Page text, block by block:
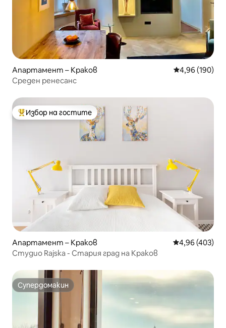
Апартамент – Краков Средна
4,96 (190)
Среден ренесанс
Най-популярен избор на гостите
Избор на гостите
Апартамент – Краков Средна
4,96 (403)
Студио Rajska - Стария град на Краков
Супердомакин
Супердомакин